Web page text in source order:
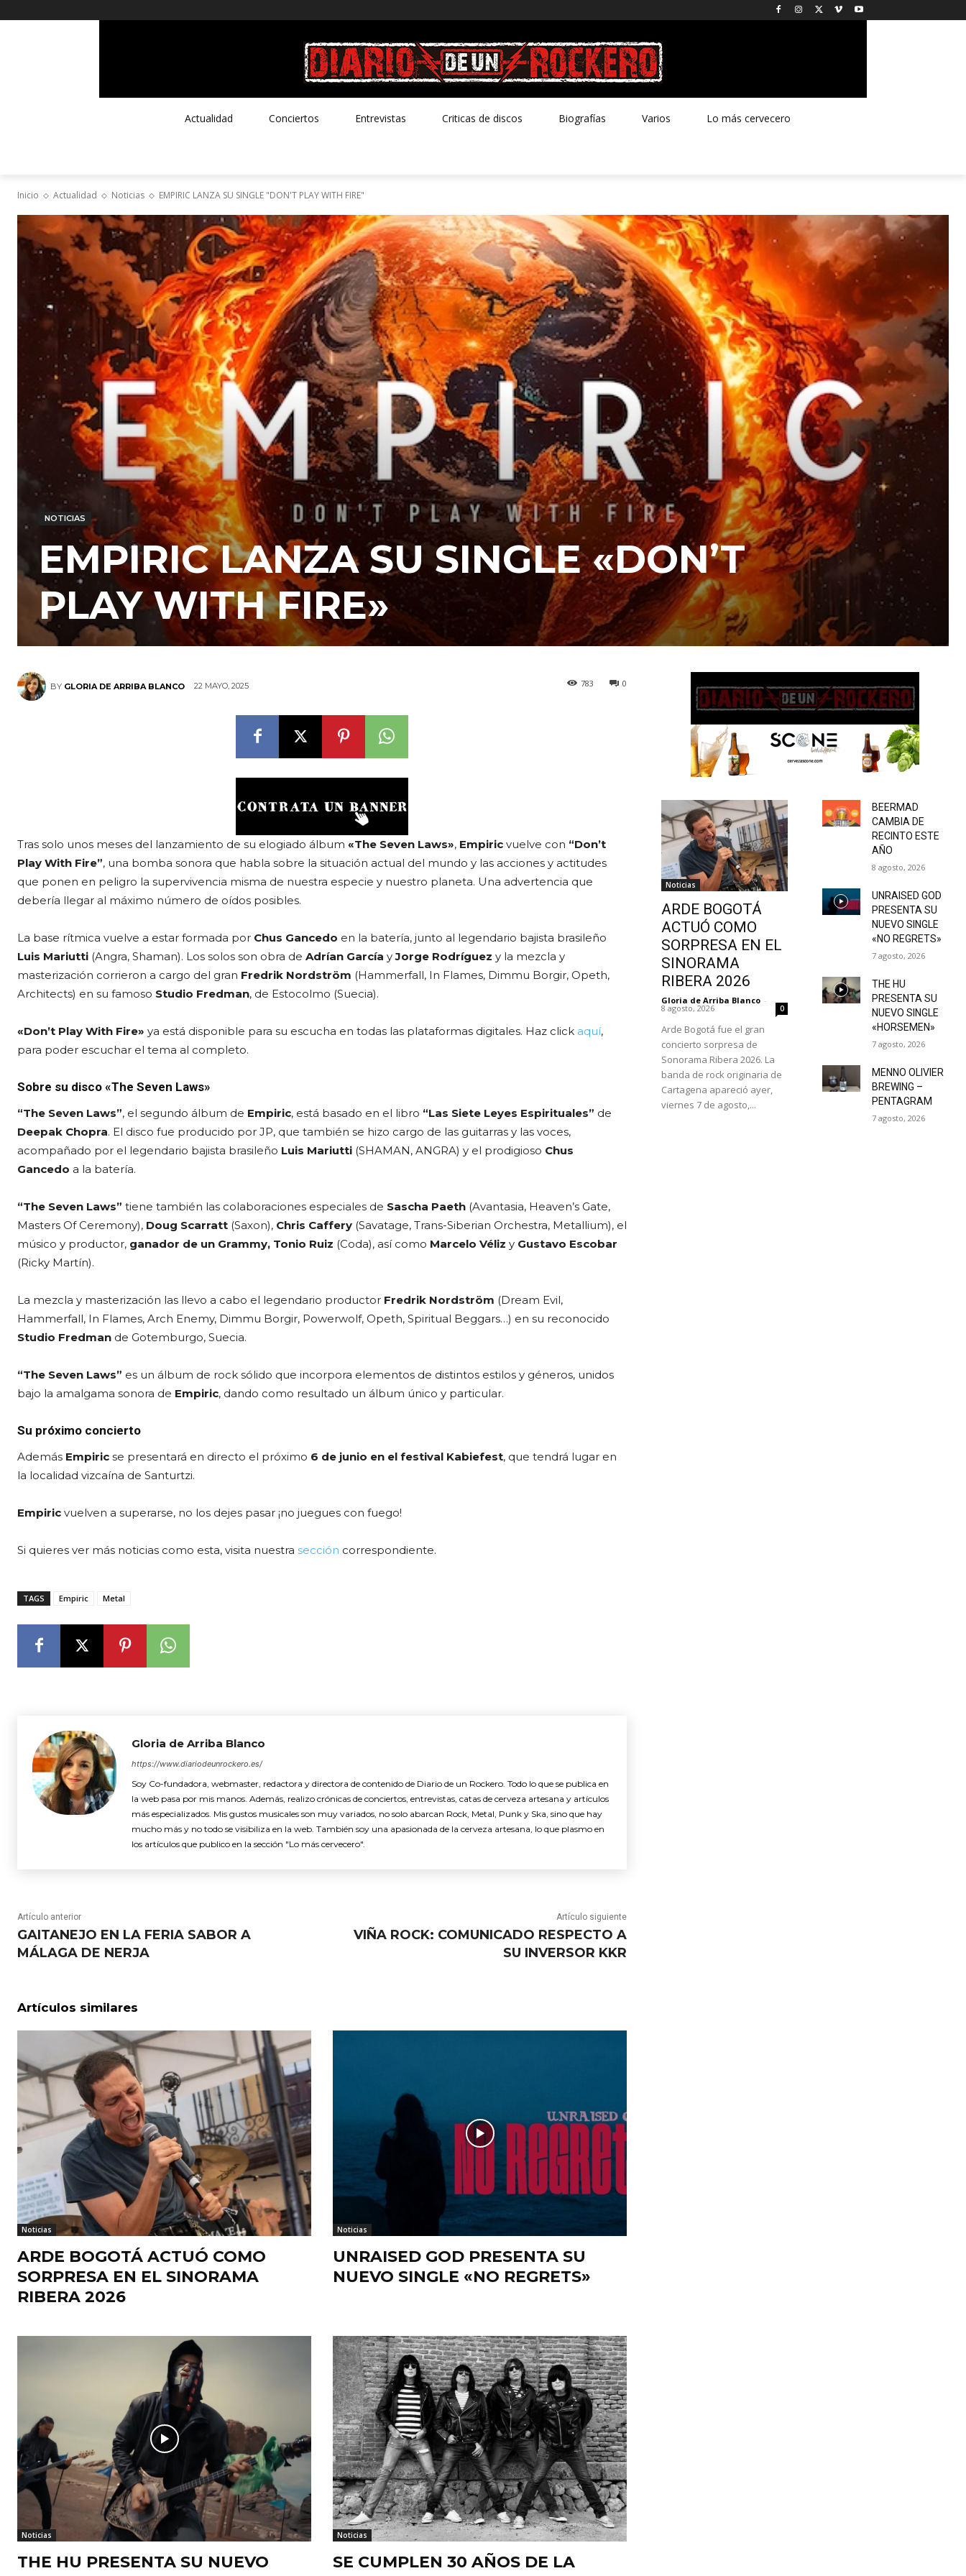
Actualidad Conciertos Entrevistas Criticas de discos Biografías Varios Lo más cervecero
Inicio Actualidad Noticias EMPIRIC LANZA SU SINGLE "DON'T PLAY WITH FIRE"
NOTICIAS
EMPIRIC LANZA SU SINGLE «DON’T
PLAY WITH FIRE»
BY GLORIA DE ARRIBA BLANCO 22 MAYO, 2025 0
783
Tras solo unos meses del lanzamiento de su elogiado álbum «The Seven Laws», Empiric vuelve con “Don’t
Play With Fire”, una bomba sonora que habla sobre la situación actual del mundo y las acciones y actitudes
que ponen en peligro la supervivencia misma de nuestra especie y nuestro planeta. Una advertencia que
debería llegar al máximo número de oídos posibles.
La base rítmica vuelve a estar formada por Chus Gancedo en la batería, junto al legendario bajista brasileño
Luis Mariutti (Angra, Shaman). Los solos son obra de Adrían García yJorge Rodríguez y la mezcla y
masterización corrieron a cargo del gran Fredrik Nordström (Hammerfall, In Flames, Dimmu Borgir, Opeth,
Architects) en su famoso Studio Fredman, de Estocolmo (Suecia).
«Don’t Play With Fire» ya está disponible para su escucha en todas las plataformas digitales. Haz click aquí,
para poder escuchar el tema al completo.
Sobre su disco «The Seven Laws»
“The Seven Laws”, el segundo álbum de Empiric, está basado en el libro “Las Siete Leyes Espirituales” de
Deepak Chopra. El disco fue producido por JP, que también se hizo cargo de las guitarras y las voces,
acompañado por el legendario bajista brasileño Luis Mariutti (SHAMAN, ANGRA) y el prodigioso Chus
Gancedo a la batería.
“The Seven Laws” tiene también las colaboraciones especiales de Sascha Paeth (Avantasia, Heaven’s Gate,
Masters Of Ceremony), Doug Scarratt (Saxon), Chris Caffery (Savatage, Trans-Siberian Orchestra, Metallium), el
músico y productor, ganador de un Grammy, Tonio Ruiz (Coda), así como Marcelo Véliz y Gustavo Escobar
(Ricky Martín).
La mezcla y masterización las llevo a cabo el legendario productor Fredrik Nordström (Dream Evil,
Hammerfall, In Flames, Arch Enemy, Dimmu Borgir, Powerwolf, Opeth, Spiritual Beggars…) en su reconocido
Studio Fredman de Gotemburgo, Suecia.
“The Seven Laws” es un álbum de rock sólido que incorpora elementos de distintos estilos y géneros, unidos
bajo la amalgama sonora de Empiric, dando como resultado un álbum único y particular.
Su próximo concierto
Además Empiric se presentará en directo el próximo 6 de junio en el festival Kabiefest, que tendrá lugar en
la localidad vizcaína de Santurtzi.
Empiric vuelven a superarse, no los dejes pasar ¡no juegues con fuego!
Si quieres ver más noticias como esta, visita nuestra sección correspondiente.
TAGS Empiric Metal
Gloria de Arriba Blanco
https://www.diariodeunrockero.es/
Soy Co-fundadora, webmaster, redactora y directora de contenido de Diario de un Rockero. Todo lo que se publica en
la web pasa por mis manos. Además, realizo crónicas de conciertos, entrevistas, catas de cerveza artesana y artículos
más especializados. Mis gustos musicales son muy variados, no solo abarcan Rock, Metal, Punk y Ska, sino que hay
mucho más y no todo se visibiliza en la web. También soy una apasionada de la cerveza artesana, lo que plasmo en
los artículos que publico en la sección "Lo más cervecero".
Artículo anterior
GAITANEJO EN LA FERIA SABOR A
MÁLAGA DE NERJA
Artículo siguiente
VIÑA ROCK: COMUNICADO RESPECTO A
SU INVERSOR KKR
Artículos similares
Noticias
ARDE BOGOTÁ ACTUÓ COMO
SORPRESA EN EL SINORAMA
RIBERA 2026
Noticias
UNRAISED GOD PRESENTA SU
NUEVO SINGLE «NO REGRETS»
Noticias
THE HU PRESENTA SU NUEVO
Noticias
SE CUMPLEN 30 AÑOS DE LA
Noticias
ARDE BOGOTÁ
ACTUÓ COMO
SORPRESA EN EL
SINORAMA
RIBERA 2026
Gloria de Arriba Blanco -
8 agosto, 2026 0
Arde Bogotá fue el gran
concierto sorpresa de
Sonorama Ribera 2026. La
banda de rock originaria de
Cartagena apareció ayer,
viernes 7 de agosto,...
BEERMAD
CAMBIA DE
RECINTO ESTE
AÑO
8 agosto, 2026
UNRAISED GOD
PRESENTA SU
NUEVO SINGLE
«NO REGRETS»
7 agosto, 2026
THE HU
PRESENTA SU
NUEVO SINGLE
«HORSEMEN»
7 agosto, 2026
MENNO OLIVIER
BREWING –
PENTAGRAM
7 agosto, 2026